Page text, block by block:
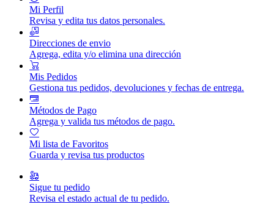
Mi Perfil
Revisa y edita tus datos personales.
Direcciones de envio
Agrega, edita y/o elimina una dirección
Mis Pedidos
Gestiona tus pedidos, devoluciones y fechas de entrega.
Métodos de Pago
Agrega y valida tus métodos de pago.
Mi lista de Favoritos
Guarda y revisa tus productos
Sigue tu pedido
Revisa el estado actual de tu pedido.